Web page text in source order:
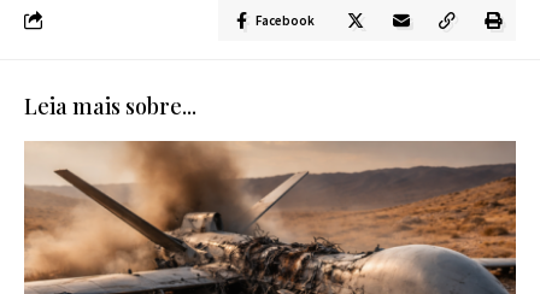
Facebook
Leia mais sobre...